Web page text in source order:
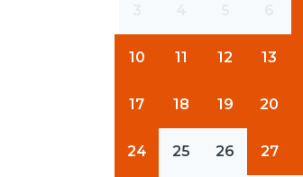
10 11 12 13
17 18 19 20
24 25 26 27